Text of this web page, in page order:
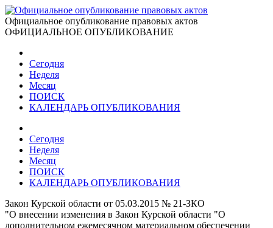
Официальное опубликование правовых актов
ОФИЦИАЛЬНОЕ ОПУБЛИКОВАНИЕ
Сегодня
Неделя
Месяц
ПОИСК
КАЛЕНДАРЬ ОПУБЛИКОВАНИЯ
Сегодня
Неделя
Месяц
ПОИСК
КАЛЕНДАРЬ ОПУБЛИКОВАНИЯ
Закон Курской области от 05.03.2015 № 21-ЗКО
"О внесении изменения в Закон Курской области "О
дополнительном ежемесячном материальном обеспечении